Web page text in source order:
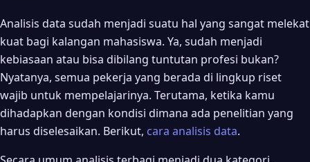
Cara Analisis Data
Cara Analisis Data Kualitatif
1. Penyajian Data
2. Penggolongan Data atau Reduksi
3. Verifikasi dan Kesimpulan
Cara Analisis Data Kuantitatif
Analisis data sudah menjadi suatu hal yang sangat melekat
kuat bagi kalangan mahasiswa. Ya, sudah menjadi
kebiasaan atau bisa dibilang tuntutan profesi bukan?
Nyatanya, semua pekerja yang berada di lingkup riset
wajib untuk mempelajarinya. Terutama, ketika kamu
dihadapkan dengan kondisi dimana ada penelitian yang
harus diselesaikan. Berikut, cara analisis data.